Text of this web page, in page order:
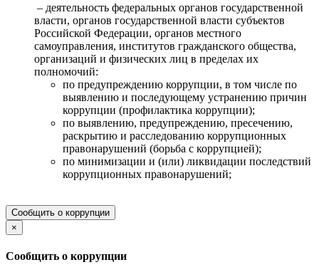
– деятельность федеральных органов государственной
власти, органов государственной власти субъектов
Российской Федерации, органов местного
самоуправления, институтов гражданского общества,
организаций и физических лиц в пределах их
полномочий:
по предупреждению коррупции, в том числе по
выявлению и последующему устранению причин
коррупции (профилактика коррупции);
по выявлению, предупреждению, пресечению,
раскрытию и расследованию коррупционных
правонарушений (борьба с коррупцией);
по минимизации и (или) ликвидации последствий
коррупционных правонарушений;
Сообщить о коррупции
×
Сообщить о коррупции